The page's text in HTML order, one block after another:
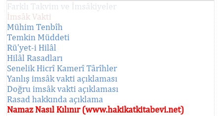
Farklı Takvim ve İmsâkiyeler
İmsâk Vakti
Mühim Tenbîh
Temkin Müddeti
Rü'yet-i Hilâl
Hilâl Rasadları
Senelik Hicrî Kamerî Târîhler
Yanlış imsâk vakti açıklaması
Doğru imsâk vakti açıklaması
Rasad hakkında açıklama
Namaz Nasıl Kılınır (www.hakikatkitabevi.net)